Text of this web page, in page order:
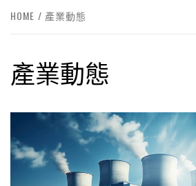
HOME 產業動態
產業動態